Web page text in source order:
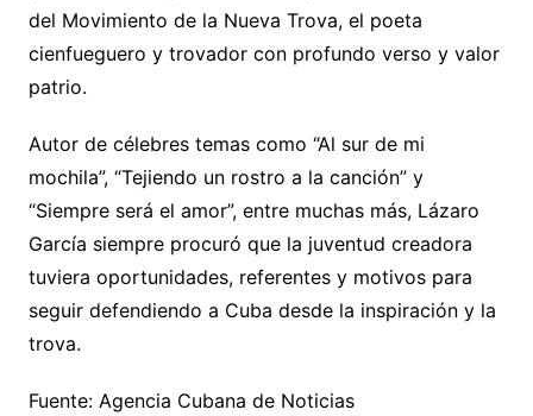
del Movimiento de la Nueva Trova, el poeta
cienfueguero y trovador con profundo verso y valor
patrio.
Autor de célebres temas como “Al sur de mi
mochila”, “Tejiendo un rostro a la canción” y
“Siempre será el amor”, entre muchas más, Lázaro
García siempre procuró que la juventud creadora
tuviera oportunidades, referentes y motivos para
seguir defendiendo a Cuba desde la inspiración y la
trova.
Fuente: Agencia Cubana de Noticias